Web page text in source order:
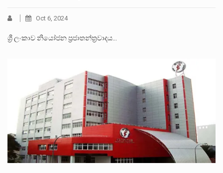
Oct 6, 2024
ශ්‍රී ලංකාව නියෝජන ප්‍රජාතන්ත්‍රවාදය…